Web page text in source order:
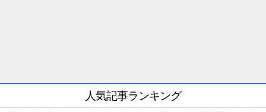
人気記事ランキング